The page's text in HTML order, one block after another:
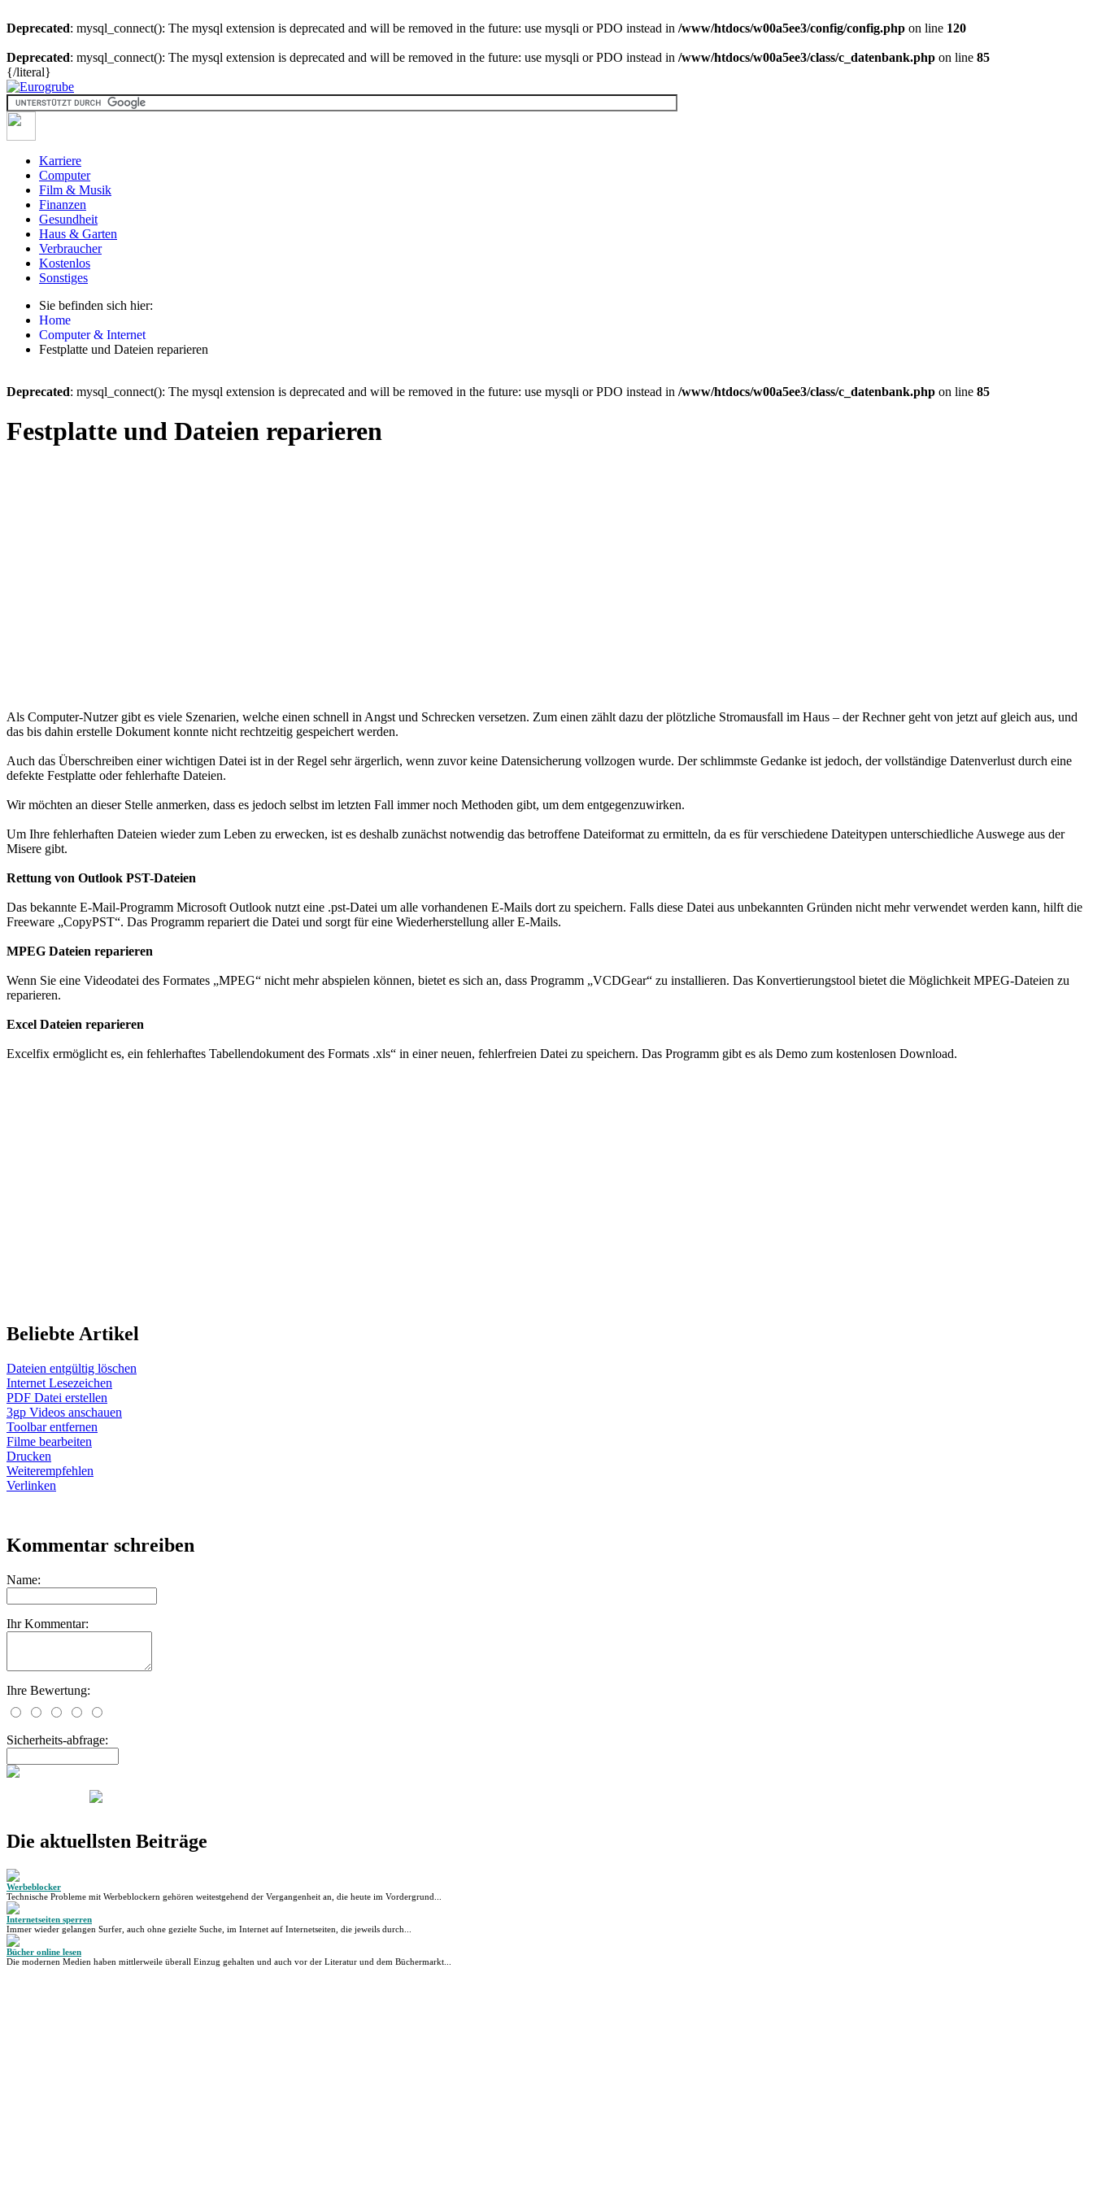
Deprecated: mysql_connect(): The mysql extension is deprecated and will be removed in the future: use mysqli or PDO instead in /www/htdocs/w00a5ee3/config/config.php on line 120
Deprecated: mysql_connect(): The mysql extension is deprecated and will be removed in the future: use mysqli or PDO instead in /www/htdocs/w00a5ee3/class/c_datenbank.php on line 85
{/literal}
Karriere
Computer
Film & Musik
Finanzen
Gesundheit
Haus & Garten
Verbraucher
Kostenlos
Sonstiges
Sie befinden sich hier:
Home
Computer & Internet
Festplatte und Dateien reparieren
Deprecated: mysql_connect(): The mysql extension is deprecated and will be removed in the future: use mysqli or PDO instead in /www/htdocs/w00a5ee3/class/c_datenbank.php on line 85
Festplatte und Dateien reparieren
Als Computer-Nutzer gibt es viele Szenarien, welche einen schnell in Angst und Schrecken versetzen. Zum einen zählt dazu der plötzliche Stromausfall im Haus – der Rechner geht von jetzt auf gleich aus, und
das bis dahin erstelle Dokument konnte nicht rechtzeitig gespeichert werden.
Auch das Überschreiben einer wichtigen Datei ist in der Regel sehr ärgerlich, wenn zuvor keine Datensicherung vollzogen wurde. Der schlimmste Gedanke ist jedoch, der vollständige Datenverlust durch eine
defekte Festplatte oder fehlerhafte Dateien.
Wir möchten an dieser Stelle anmerken, dass es jedoch selbst im letzten Fall immer noch Methoden gibt, um dem entgegenzuwirken.
Um Ihre fehlerhaften Dateien wieder zum Leben zu erwecken, ist es deshalb zunächst notwendig das betroffene Dateiformat zu ermitteln, da es für verschiedene Dateitypen unterschiedliche Auswege aus der
Misere gibt.
Rettung von Outlook PST-Dateien
Das bekannte E-Mail-Programm Microsoft Outlook nutzt eine .pst-Datei um alle vorhandenen E-Mails dort zu speichern. Falls diese Datei aus unbekannten Gründen nicht mehr verwendet werden kann, hilft die
Freeware „CopyPST“. Das Programm repariert die Datei und sorgt für eine Wiederherstellung aller E-Mails.
MPEG Dateien reparieren
Wenn Sie eine Videodatei des Formates „MPEG“ nicht mehr abspielen können, bietet es sich an, dass Programm „VCDGear“ zu installieren. Das Konvertierungstool bietet die Möglichkeit MPEG-Dateien zu
reparieren.
Excel Dateien reparieren
Excelfix ermöglicht es, ein fehlerhaftes Tabellendokument des Formats .xls“ in einer neuen, fehlerfreien Datei zu speichern. Das Programm gibt es als Demo zum kostenlosen Download.
Beliebte Artikel
Dateien entgültig löschen
Internet Lesezeichen
PDF Datei erstellen
3gp Videos anschauen
Toolbar entfernen
Filme bearbeiten
Drucken
Weiterempfehlen
Verlinken
Kommentar schreiben
Name:
Ihr Kommentar:
Ihre Bewertung:
Sicherheits-abfrage:
Die aktuellsten Beiträge
Werbeblocker
Technische Probleme mit Werbeblockern gehören weitestgehend der Vergangenheit an, die heute im Vordergrund...
Internetseiten sperren
Immer wieder gelangen Surfer, auch ohne gezielte Suche, im Internet auf Internetseiten, die jeweils durch...
Bücher online lesen
Die modernen Medien haben mittlerweile überall Einzug gehalten und auch vor der Literatur und dem Büchermarkt...